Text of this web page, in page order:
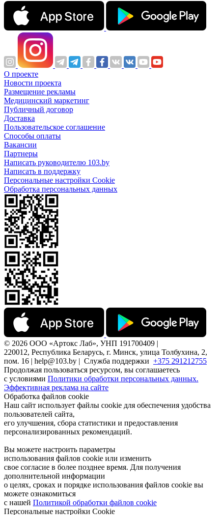
О проекте
Новости проекта
Размещение рекламы
Медицинский маркетинг
Публичный договор
Доставка
Пользовательское соглашение
Способы оплаты
Вакансии
Партнеры
Написать руководителю 103.by
Написать в поддержку
Персональные настройки Cookie
Обработка персональных данных
© 2026 ООО «Артокс Лаб», УНП 191700409 |
220012, Республика Беларусь, г. Минск, улица Толбухина, 2,
пом. 16 | help@103.by | Служба поддержки +375 291212755
Продолжая пользоваться ресурсом, вы соглашаетесь
с условиями Политики обработки персональных данных.
Эффективная реклама на сайте
Обработка файлов cookie
Наш сайт использует файлы cookie для обеспечения удобства
пользователей сайта,
его улучшения, сбора статистики и предоставления
персонализированных рекомендаций.
Вы можете настроить параметры
использования файлов cookie или изменить
свое согласие в более позднее время. Для получения
дополнительной информации
о целях, сроках и порядке использования файлов cookie вы
можете ознакомиться
с нашей Политикой обработки файлов cookie
Персональные настройки Cookie